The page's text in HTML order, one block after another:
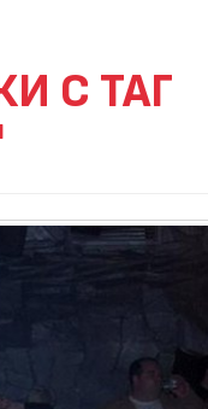
С ТАГ